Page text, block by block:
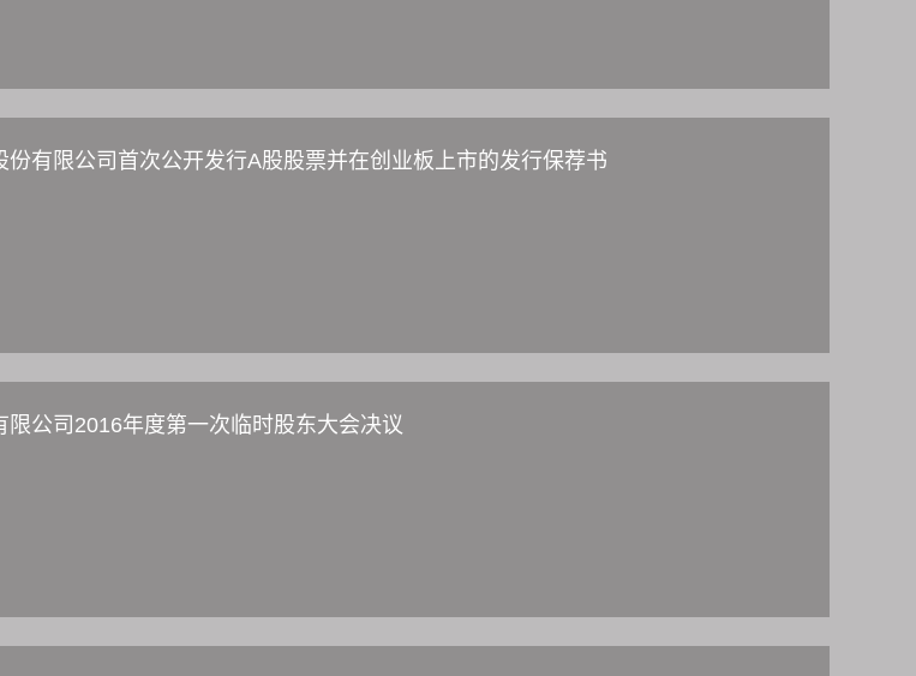
份有限公司首次公开发行A股股票并在创业板上市的发行保荐书
公司2016年度第一次临时股东大会决议